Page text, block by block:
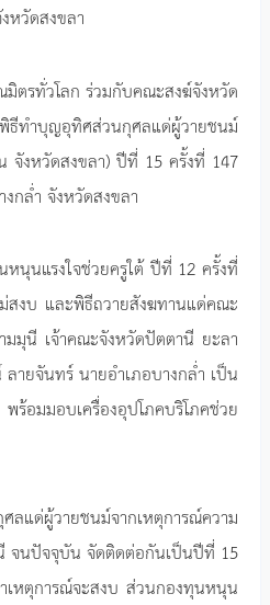
หวัดสงขลา
ตรทั่วโลก ร่วมกับคณะสงฆ์จังหวัด
ธีทำบุญอุทิศส่วนกุศลแด่ผู้วายชนม์
จังหวัดสงขลา) ปีที่ 15 ครั้งที่ 147
กล่ำ จังหวัดสงขลา
นุนแรงใจช่วยครูใต้ ปีที่ 12 ครั้งที่
งบ และพิธีถวายสังฆทานแด่คณะ
มมุนี เจ้าคณะจังหวัดปัตตานี ยะลา
ลายจันทร์ นายอำเภอบางกล่ำ เป็น
ร้อมมอบเครื่องอุปโภคบริโภคช่วย
แด่ผู้วายชนม์จากเหตุการณ์ความ
จนปัจจุบัน จัดติดต่อกันเป็นปีที่ 15
เหตุการณ์จะสงบ ส่วนกองทุนหนุน